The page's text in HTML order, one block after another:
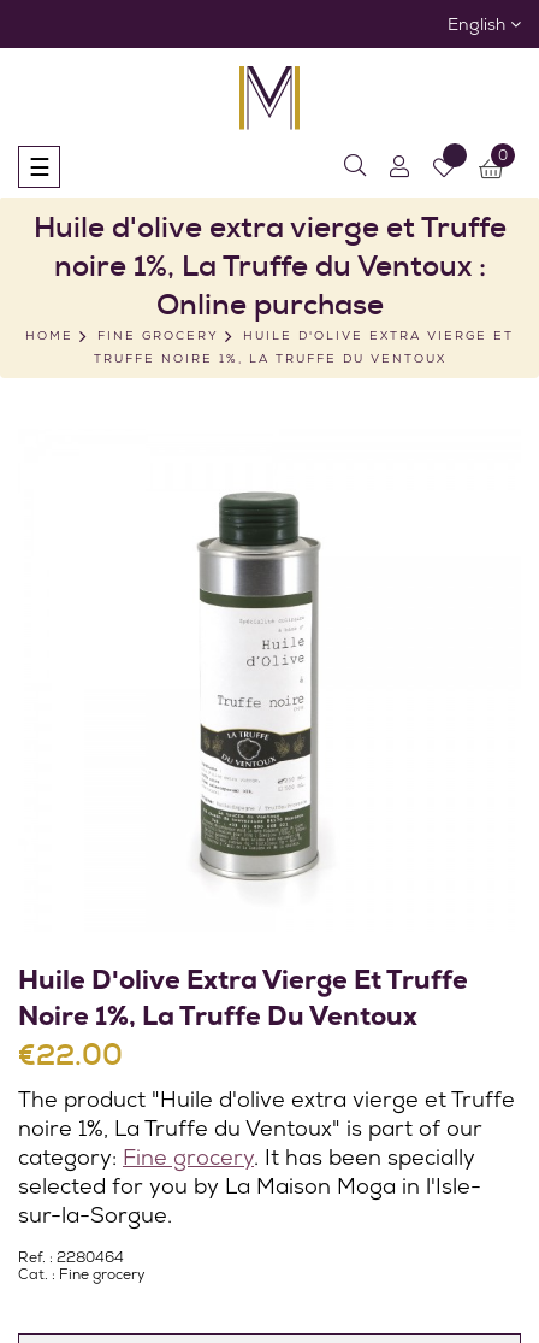
English
Toggle
navigation
☰ 0
Huile d'olive extra vierge et Truffe
noire 1%, La Truffe du Ventoux :
Online purchase
HOME FINE GROCERY
HUILE D'OLIVE EXTRA VIERGE ET
TRUFFE NOIRE 1%, LA TRUFFE DU VENTOUX
Huile D'olive Extra Vierge Et Truffe
Noire 1%, La Truffe Du Ventoux
€22.00
The product "Huile d'olive extra vierge et Truffe
noire 1%, La Truffe du Ventoux" is part of our
category: Fine grocery. It has been specially
selected for you by La Maison Moga in l'Isle-
sur-la-Sorgue.
Ref. : 2280464
Cat. : Fine grocery